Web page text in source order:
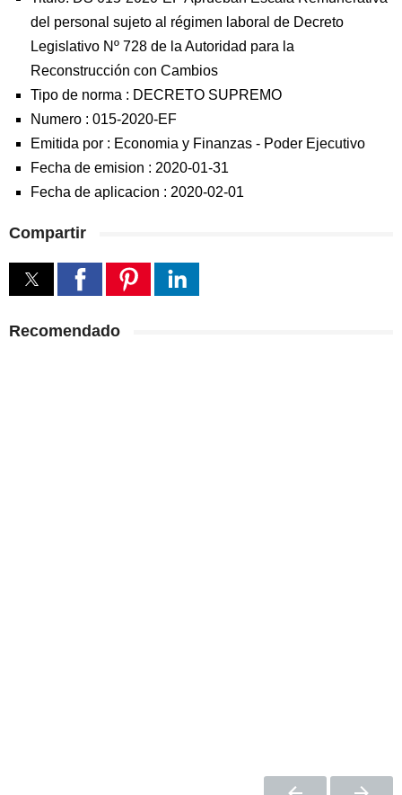
del personal sujeto al régimen laboral de Decreto
Legislativo Nº 728 de la Autoridad para la
Reconstrucción con Cambios
Tipo de norma : DECRETO SUPREMO
Numero : 015-2020-EF
Emitida por : Economia y Finanzas - Poder Ejecutivo
Fecha de emision : 2020-01-31
Fecha de aplicacion : 2020-02-01
Compartir
Recomendado